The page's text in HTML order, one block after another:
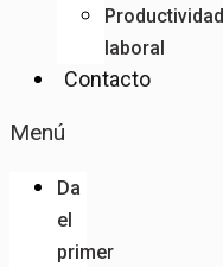
Productividad
laboral
Contacto
Menú
Da
el
primer